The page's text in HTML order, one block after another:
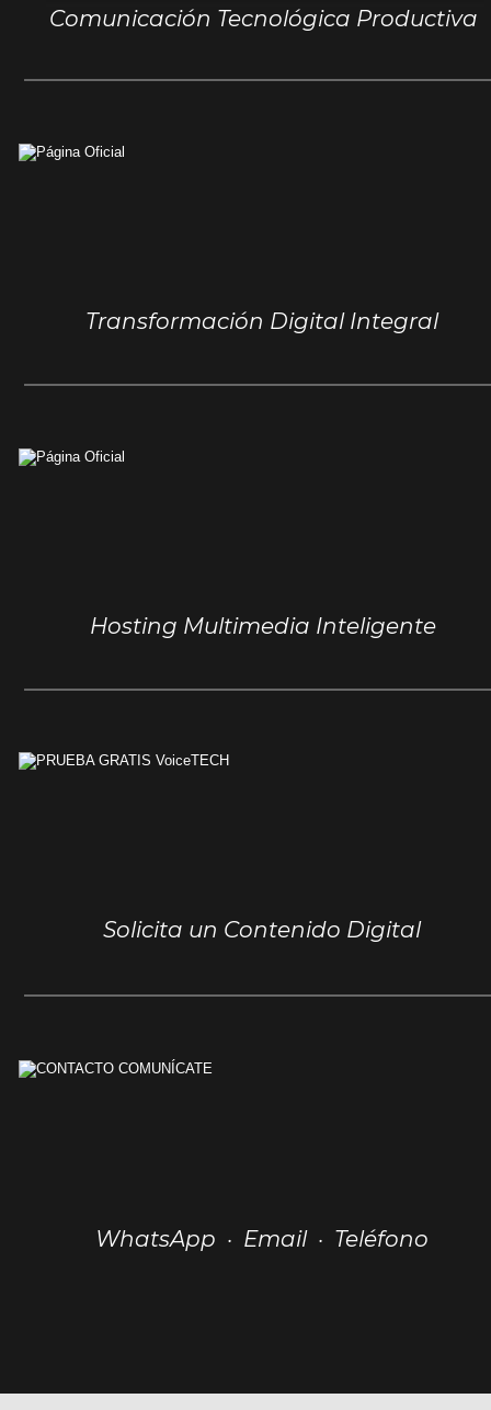
Comunicación Tecnológica Productiva
Transformación Digital Integral
Hosting Multimedia Inteligente
WhatsApp  ·  Email  ·  Teléfono
Solicita un Contenido Digital